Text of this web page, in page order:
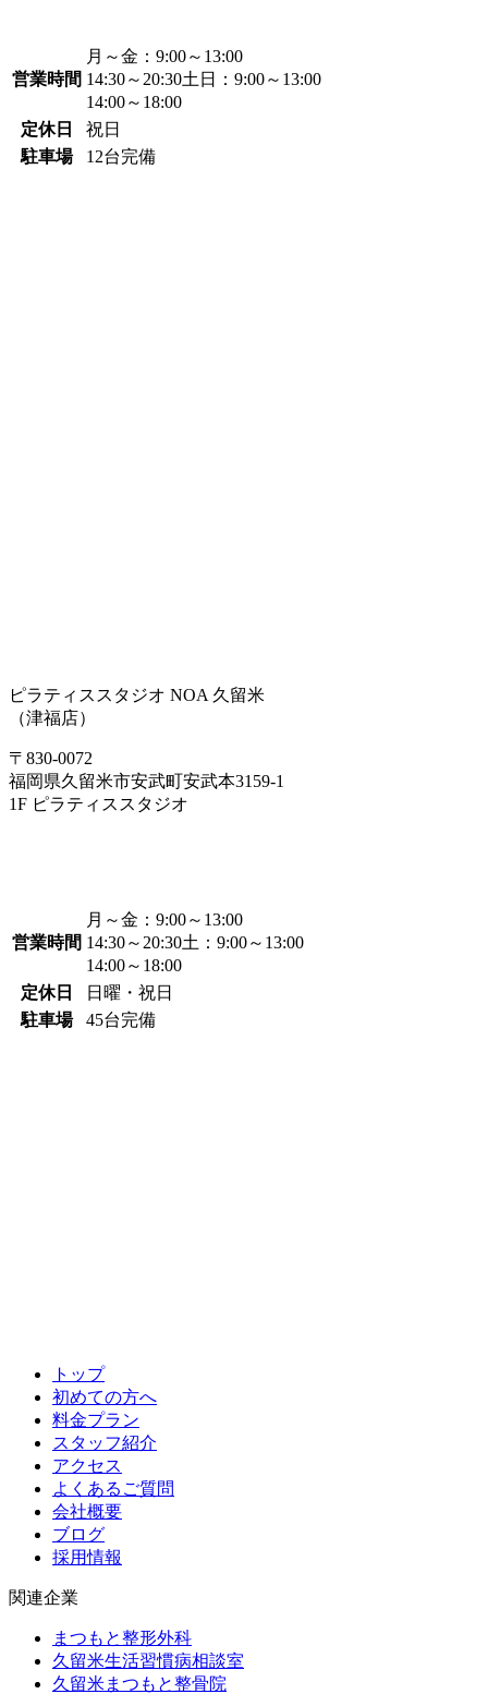
営業時間
月～金： 9:00～13:00
14:30～20:30土日： 9:00～13:00
14:00～18:00
定休日
祝日
駐車場
12台完備
ピラティススタジオ NOA 久留米
（津福店）
〒830-0072
福岡県久留米市安武町安武本3159-1
1F ピラティススタジオ
営業時間
月～金： 9:00～13:00
14:30～20:30土： 9:00～13:00
14:00～18:00
定休日
日曜・祝日
駐車場
45台完備
トップ
初めての方へ
料金プラン
スタッフ紹介
アクセス
よくあるご質問
会社概要
ブログ
採用情報
関連企業
まつもと整形外科
久留米生活習慣病相談室
久留米まつもと整骨院